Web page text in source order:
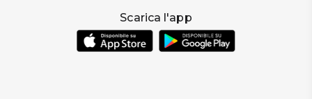
Scarica l'app